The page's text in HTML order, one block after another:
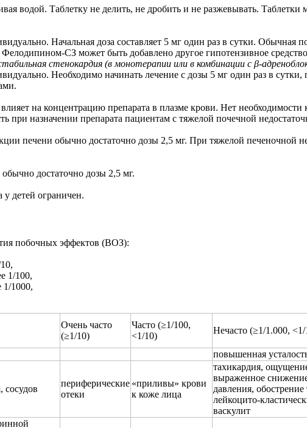
водой. Таблетку не делить, не дробить и не разжевывать.
Начальная доза составляет 5 мг один раз в сутки.
СЗ может быть добавлено другое гипотензивное
стенокардия (в монотерапии или в комбинации с β-
Необходимо начинать лечение с дозы 5 мг один раз в
на концентрацию препарата в плазме крови. Нет
при назначении препарата пациентам с тяжелой почечной
печени обычно достаточно дозы 2,5 мг. При тяжелой печеночной
достаточно дозы 2,5 мг.
детей ограничен.
побочных эффектов (ВОЗ):
1/100,
1/1000,
Очень часто
(≥1/10)
Часто (≥1/100,
<1/10)
Нечасто (≥1/1.000,
повышенная
сосудов
периферические
отеки
«приливы» крови
к коже лица
тахикардия,
выраженное
давления,
лейкоцито-
васкулит